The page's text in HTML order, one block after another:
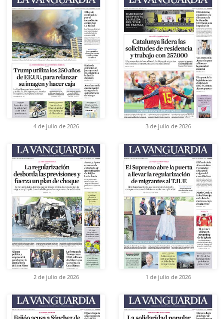
4 de julio de 2026 3 de julio de 2026
2 de julio de 2026 1 de julio de 2026